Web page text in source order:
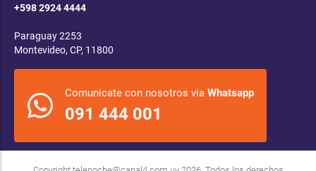
+598 2924 4444
Paraguay 2253
Montevideo, CP, 11800
Comunicate con nosotros via Whatsapp
091 444 001